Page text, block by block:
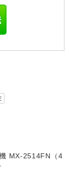
MX-2514FN（4